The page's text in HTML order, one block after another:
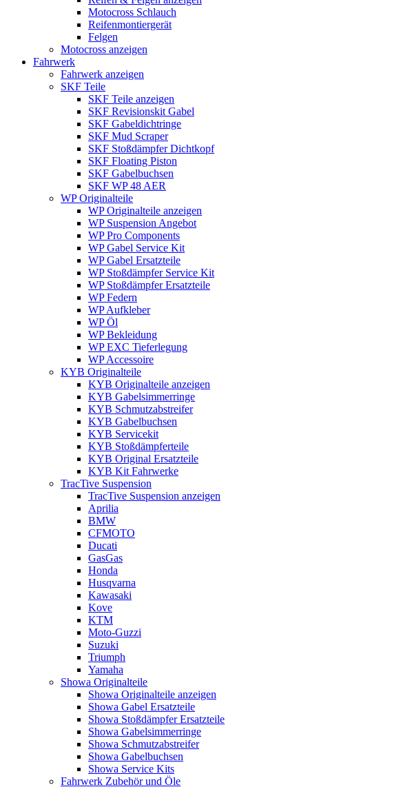
Motocross Schlauch
Reifenmontiergerät
Felgen
Motocross anzeigen
Fahrwerk
Fahrwerk anzeigen
SKF Teile
SKF Teile anzeigen
SKF Revisionskit Gabel
SKF Gabeldichtringe
SKF Mud Scraper
SKF Stoßdämpfer Dichtkopf
SKF Floating Piston
SKF Gabelbuchsen
SKF WP 48 AER
WP Originalteile
WP Originalteile anzeigen
WP Suspension Angebot
WP Pro Components
WP Gabel Service Kit
WP Gabel Ersatzteile
WP Stoßdämpfer Service Kit
WP Stoßdämpfer Ersatzteile
WP Federn
WP Aufkleber
WP Öl
WP Bekleidung
WP EXC Tieferlegung
WP Accessoire
KYB Originalteile
KYB Originalteile anzeigen
KYB Gabelsimmerringe
KYB Schmutzabstreifer
KYB Gabelbuchsen
KYB Servicekit
KYB Stoßdämpferteile
KYB Original Ersatzteile
KYB Kit Fahrwerke
TracTive Suspension
TracTive Suspension anzeigen
Aprilia
BMW
CFMOTO
Ducati
GasGas
Honda
Husqvarna
Kawasaki
Kove
KTM
Moto-Guzzi
Suzuki
Triumph
Yamaha
Showa Originalteile
Showa Originalteile anzeigen
Showa Gabel Ersatzteile
Showa Stoßdämpfer Ersatzteile
Showa Gabelsimmerringe
Showa Schmutzabstreifer
Showa Gabelbuchsen
Showa Service Kits
Fahrwerk Zubehör und Öle